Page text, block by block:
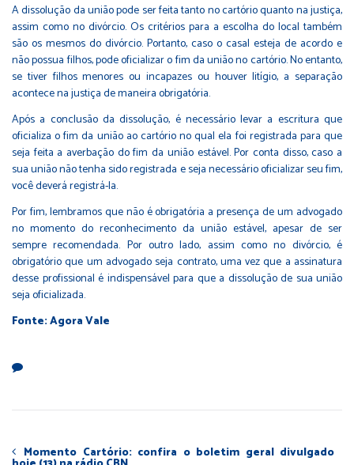
A dissolução da união pode ser feita tanto no cartório quanto na justiça,
assim como no divórcio. Os critérios para a escolha do local também
são os mesmos do divórcio. Portanto, caso o casal esteja de acordo e
não possua filhos, pode oficializar o fim da união no cartório. No entanto,
se tiver filhos menores ou incapazes ou houver litígio, a separação
acontece na justiça de maneira obrigatória.
Após a conclusão da dissolução, é necessário levar a escritura que
oficializa o fim da união ao cartório no qual ela foi registrada para que
seja feita a averbação do fim da união estável. Por conta disso, caso a
sua união não tenha sido registrada e seja necessário oficializar seu fim,
você deverá registrá-la.
Por fim, lembramos que não é obrigatória a presença de um advogado
no momento do reconhecimento da união estável, apesar de ser
sempre recomendada. Por outro lado, assim como no divórcio, é
obrigatório que um advogado seja contrato, uma vez que a assinatura
desse profissional é indispensável para que a dissolução de sua união
seja oficializada.
Fonte: Agora Vale
Momento Cartório: confira o boletim geral divulgado